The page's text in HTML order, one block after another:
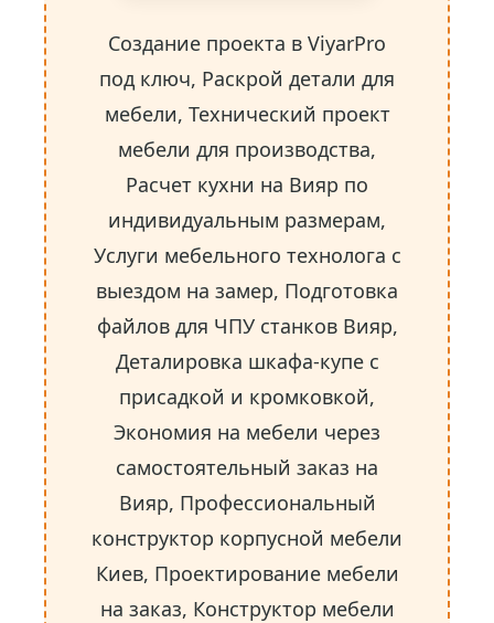
Создание проекта в ViyarPro
под ключ, Раскрой детали для
мебели, Технический проект
мебели для производства,
Расчет кухни на Вияр по
индивидуальным размерам,
Услуги мебельного технолога с
выездом на замер, Подготовка
файлов для ЧПУ станков Вияр,
Деталировка шкафа-купе с
присадкой и кромковкой,
Экономия на мебели через
самостоятельный заказ на
Вияр, Профессиональный
конструктор корпусной мебели
Киев, Проектирование мебели
на заказ, Конструктор мебели